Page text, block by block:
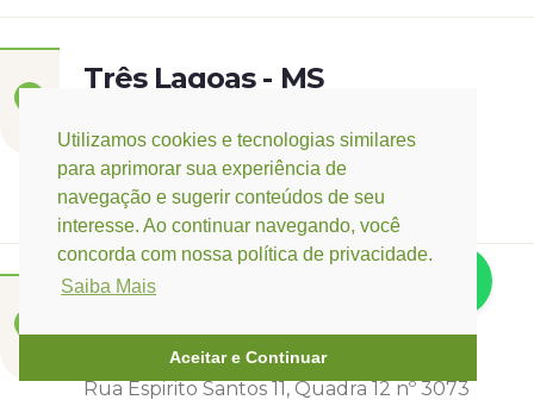
Utilizamos cookies e tecnologias similares
para aprimorar sua experiência de
navegação e sugerir conteúdos de seu
interesse. Ao continuar navegando, você
concorda com nossa política de privacidade.
Saiba Mais
Aceitar e Continuar
Três Lagoas - MS
Rua Eurídice Chagas Cruz, 2675
Centro
(67) 9 9249-5406
Campo Verde - MT
Rondonópolis - MT
Rua Espirito Santos 11, Quadra 12 nº 3073